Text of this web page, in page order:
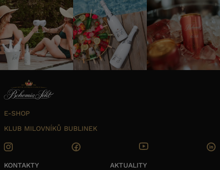
E-SHOP
KLUB MILOVNÍKŮ BUBLINEK
KONTAKTY AKTUALITY